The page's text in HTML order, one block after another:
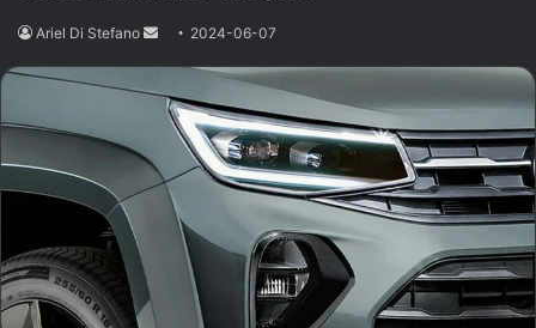
Ariel Di Stefano
Send
email
2024-06-07